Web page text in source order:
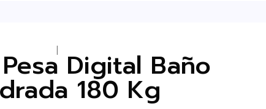
Digital Baño
180 Kg